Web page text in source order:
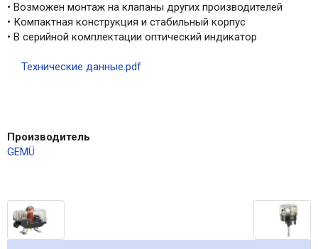
• Возможен монтаж на клапаны других производителей
• Компактная конструкция и стабильный корпус
• В серийной комплектации оптический индикатор
Технические данные.pdf
Производитель
GEMÜ